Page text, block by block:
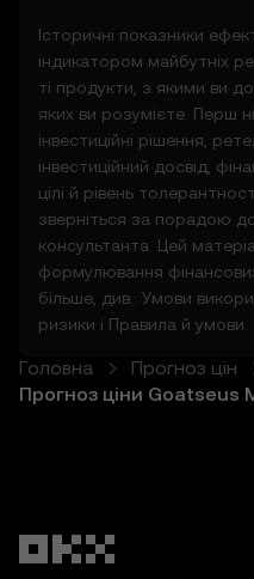
Історичні показники
індикатором майбутніх
ті продукти, з якими ви
яких ви розумієте. Перш
інвестиційні рішення,
інвестиційний досвід,
цілі й рівень
зверніться за порадою
консультанта. Цей
формулювання
більше, див.: Умови
ризики і Правила й умови
Головна
Прогноз цін
Прогноз ціни Goatseus
прогнозування
письмового
• виявляти належну
залишатися
які оголошення
активність.
5. Застереження
5.1 Функції
вміст:
• не мають
повноти;
• не є
порадою;
• не є
будь-які рішення,
інформації, наданої